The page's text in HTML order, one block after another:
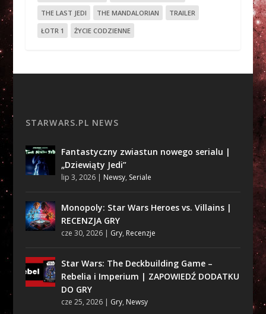
THE LAST JEDI
THE MANDALORIAN
TRAILER
ŁOTR 1
ŻYCIE CODZIENNE
STARWARS.PL NEWS
Fantastyczny zwiastun nowego serialu |
„Dziewiąty Jedi”
lip 3, 2026| Newsy, Seriale
Monopoly: Star Wars Heroes vs. Villains |
RECENZJA GRY
cze 30, 2026| Gry, Recenzje
Star Wars: The Deckbuilding Game –
Rebelia i Imperium | ZAPOWIEDŹ DODATKU
DO GRY
cze 25, 2026| Gry, Newsy